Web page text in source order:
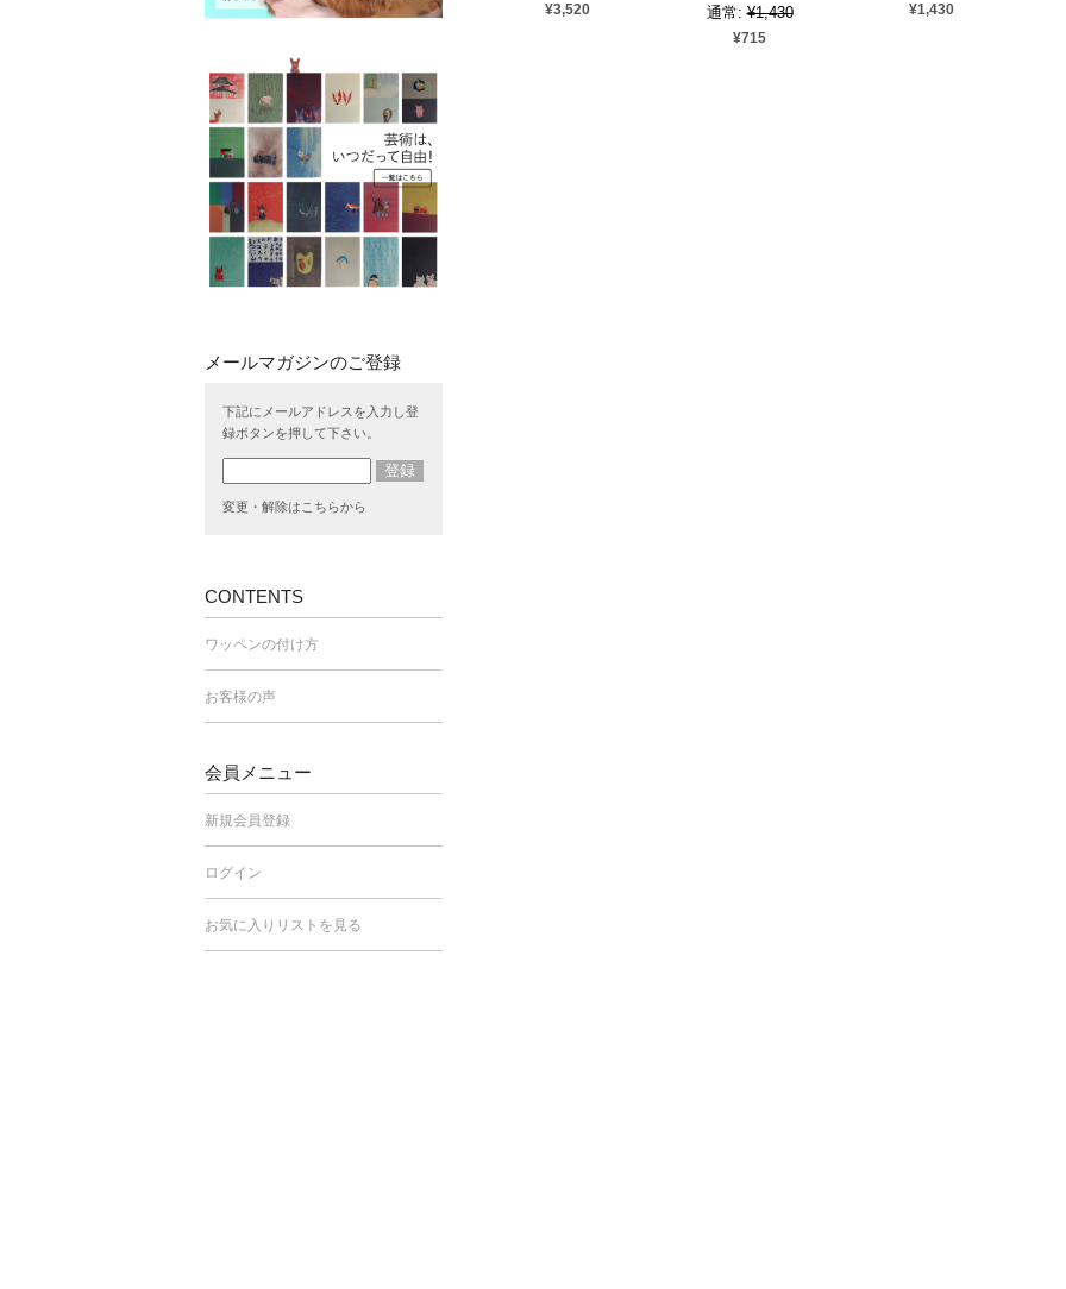
¥3,520 通常: ¥1,430
¥715
¥1,430
下記にメールアドレスを入力し登
録ボタンを押して下さい。
変更・解除はこちらから
CONTENTS
ワッペンの付け方
お客様の声
会員メニュー
新規会員登録
ログイン
お気に入りリストを見る